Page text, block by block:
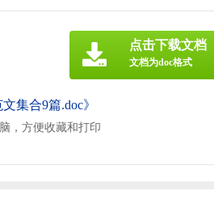
集合9篇.doc》
，方便收藏和打印
点击下载文档
文档为doc格式